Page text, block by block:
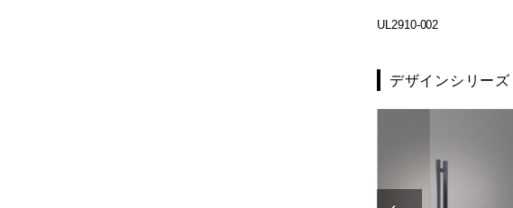
UL2910-002
デザインシリーズ